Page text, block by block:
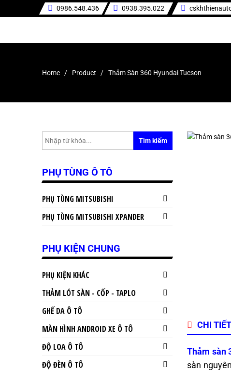
0986.548.436 0938.395.022
Home Product Thảm Sàn 360 Hyundai Tucson
CHI
Thảm sàn
sàn
Tìm kiếm
PHỤ TÙNG Ô TÔ
PHỤ TÙNG MITSUBISHI
PHỤ TÙNG MITSUBISHI XPANDER
PHỤ KIỆN CHUNG
PHỤ KIỆN KHÁC
THẢM LÓT SÀN - CỐP - TAPLO
GHẾ DA Ô TÔ
MÀN HÌNH ANDROID XE Ô TÔ
ĐỘ LOA Ô TÔ
ĐỘ ĐÈN Ô TÔ